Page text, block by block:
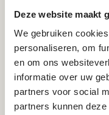
Deze website maakt
We gebruiken
personaliseren, om
en om ons
informatie over uw
partners voor social
partners kunnen
(Inter)nationale
Juridisch
Pensioen
Schenken en nalaten